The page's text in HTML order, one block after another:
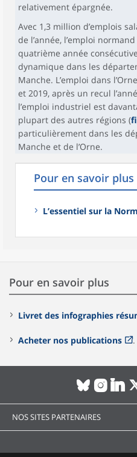
relativement épargnée.
Avec 1,3 million d’emplois
de l’année, l’emploi
quatrième année
dynamique dans les
Manche. L’emploi dans
et 2019, après un recul
l’emploi industriel est
plupart des autres régions (
particulièrement dans les
Manche et de l’Orne.
Pour en savoir plus
L’essentiel sur la
Pour en savoir plus
Livret des infographies
Acheter nos publications .
NOS SITES PARTENAIRES